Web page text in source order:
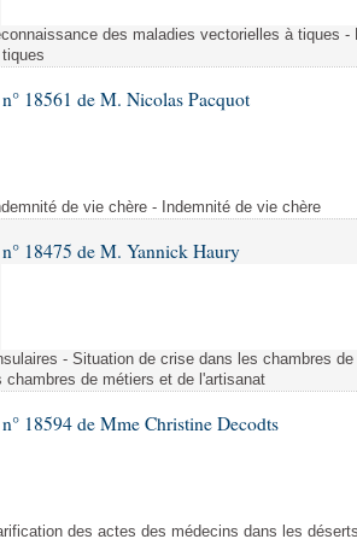
des maladies vectorielles à tiques
18561 de M. Nicolas Pacquot
de vie chère - Indemnité de vie chère
18475 de M. Yannick Haury
- Situation de crise dans les chambres
chambres de métiers et de l'artisanat
18594 de Mme Christine Decodts
des actes des médecins dans les